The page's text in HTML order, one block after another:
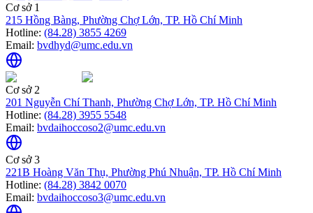
Cơ sở 1
215 Hồng Bàng, Phường Chợ Lớn, TP. Hồ Chí Minh
Hotline: (84.28) 3855 4269
Email: bvdhyd@umc.edu.vn
Cơ sở 2
201 Nguyễn Chí Thanh, Phường Chợ Lớn, TP. Hồ Chí Minh
Hotline: (84.28) 3955 5548
Email: bvdaihoccoso2@umc.edu.vn
Cơ sở 3
221B Hoàng Văn Thụ, Phường Phú Nhuận, TP. Hồ Chí Minh
Hotline: (84.28) 3842 0070
Email: bvdaihoccoso3@umc.edu.vn